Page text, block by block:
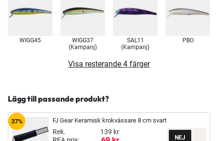
WIGG45
WIGG37
(Kampanj)
SAL11
(Kampanj)
PBO
Visa resterande 4 färger
Lägg till passande produkt?
37% FJ Gear Keramisk krokvässare 8 cm svart
Rek.
139 kr